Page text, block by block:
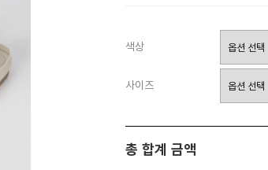
색상
사이즈
총 합계 금액